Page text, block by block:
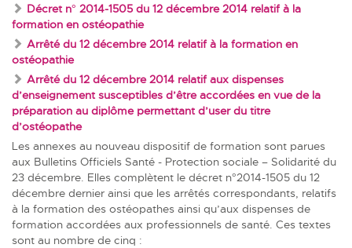
Décret n° 2014-1505 du 12 décembre 2014 relatif à la
formation en ostéopathie
Arrêté du 12 décembre 2014 relatif à la formation en
ostéopathie
Arrêté du 12 décembre 2014 relatif aux dispenses
d’enseignement susceptibles d’être accordées en vue de la
préparation au diplôme permettant d’user du titre
d’ostéopathe
Les annexes au nouveau dispositif de formation sont parues
aux Bulletins Officiels Santé - Protection sociale – Solidarité du
23 décembre. Elles complètent le décret n°2014-1505 du 12
décembre dernier ainsi que les arrêtés correspondants, relatifs
à la formation des ostéopathes ainsi qu’aux dispenses de
formation accordées aux professionnels de santé. Ces textes
sont au nombre de cinq :